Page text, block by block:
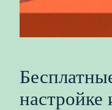
настройке